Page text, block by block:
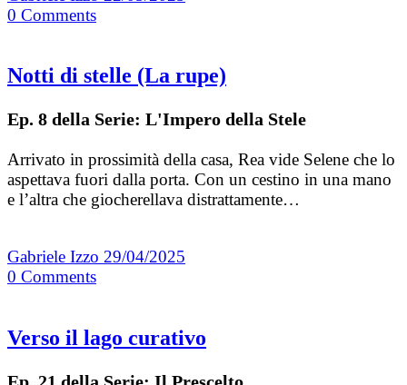
0 Comments
Notti di stelle (La rupe)
Ep. 8 della Serie: L'Impero della Stele
Arrivato in prossimità della casa, Rea vide Selene che lo
aspettava fuori dalla porta. Con un cestino in una mano
e l’altra che giocherellava distrattamente…
Gabriele Izzo 29/04/2025
0 Comments
Verso il lago curativo